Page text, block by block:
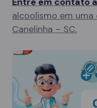
alcoolismo em
Canelinha – SC.